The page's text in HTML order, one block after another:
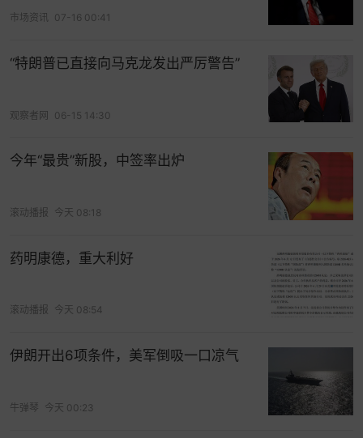
苏茜·巴菲特。据悉，巴菲特卸任CEO后将继续担任
股价表现方面，自巴菲特宣布将于年底卸任CEO以
来，伯克希尔A类股股价已累计下跌超过12%，大幅
跑输标普500指数同期表现。
有分析指出，伯克希尔股价疲软反映了投资者对“巴
菲特溢价”消退等多重因素的担忧。CFRA分析师
Cathy Seifert表示，投资者对权力交接高度敏
感，“巴菲特溢价”正在从股价中被剥离。
除了“巴菲特溢价”消退外，投资者还担心财产意外险
周期已达峰值，公司新投资活动稀少，且已超过一
。市场近期从伯克希尔等防御性
追踪经纪商席位动态，把握港股资金博弈先机>>
市场资讯 07-16 00:41
“特朗普已直接向马克龙发出严厉警告”
观察者网 06-15 14:30
今年“最贵”新股，中签率出炉
滚动播报 今天 08:18
药明康德，重大利好
滚动播报 今天 08:54
伊朗开出6项条件，美军倒吸一口凉气
牛弹琴 今天 00:23